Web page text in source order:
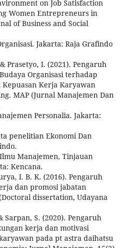
on Job Satisfaction
Women Entrepreneurs in
of Business and Social
Jakarta: Raja Grafindo
Prasetyo, I. (2021). Pengaruh
Organisasi terhadap
Kerja Karyawan
MAP (Jurnal Manajemen Dan
Personalia. Jakarta:
penelitian Ekonomi Dan
Manajemen, Tinjauan
Kencana.
I. B. K. (2016). Pengaruh
dan promosi jabatan
dissertation, Udayana
Sarpan, S. (2020). Pengaruh
kerja dan motivasi
pada pt astra daihatsu